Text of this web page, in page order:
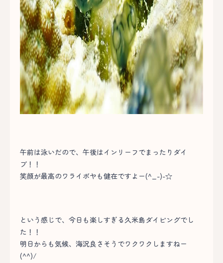
午前は泳いだので、午後はインリーフでまったりダイ
ブ！！
笑顔が最高のワライボヤも健在ですよー(^_-)-☆
という感じで、今日も楽しすぎる久米島ダイビングでし
た！！
明日からも気候、海況良さそうでワクワクしますねー
(^^)/